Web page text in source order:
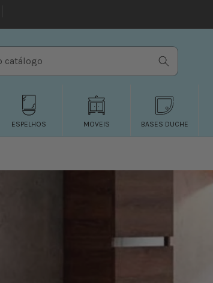
ESPELHOS MOVEIS BASES DUCHE
catálogo